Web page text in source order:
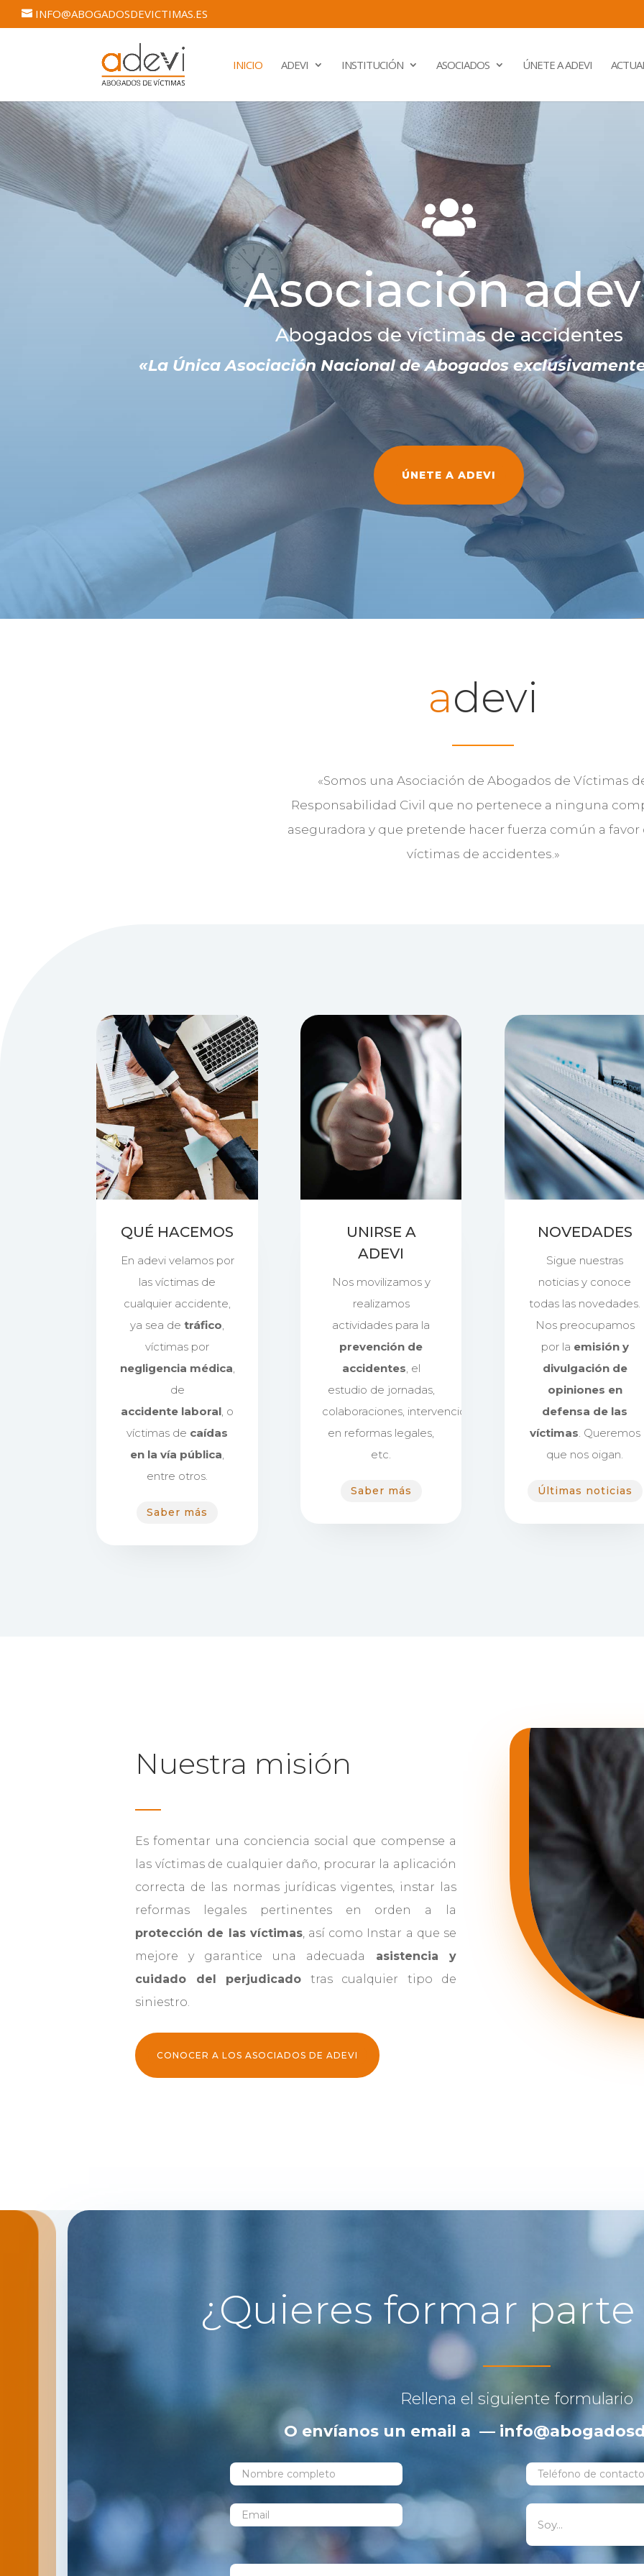
INFO@ABOGADOSDEVICTIMAS.ES
INICIO ADEVI INSTITUCIÓN ASOCIADOS ÚNETE A ADEVI

Asociación
Abogados de víctimas de accidentes
«La Única Asociación Nacional de Abogados
ÚNETE A ADEVI
adevi
«Somos una Asociación de Abogados de Víctimas
Responsabilidad Civil que no pertenece a ninguna
aseguradora y que pretende hacer fuerza común a favor
víctimas de accidentes.»
QUÉ HACEMOS
En adevi velamos por
las víctimas de
cualquier accidente,
ya sea detráfico,
víctimas por
negligencia médica,
de
accidente laboral, o
víctimas de caídas
en la vía pública,
entre otros.
Saber más
UNIRSE A
ADEVI
Nos movilizamos y
realizamos
actividades para la
prevención de
accidentes, el
estudio de jornadas,
colaboraciones, intervención
en reformas legales,
etc.
Saber más
NOVEDADES
Sigue nuestras
noticias y conoce
todas las novedades.
Nos preocupamos
por la emisión y
divulgación de
opiniones en
defensa de las
víctimas. Queremos
que nos oigan.
Últimas noticias
Nuestra misión
Es fomentar una conciencia social que compense a
las víctimas de cualquier daño, procurar la aplicación
correcta de las normas jurídicas vigentes, instar las
reformas legales pertinentes en orden a la
protección de las víctimas, así como Instar a que se
mejore y garantice una adecuada
asistencia y
cuidado del perjudicado tras cualquier tipo de
siniestro.
CONOCER A LOS ASOCIADOS DE ADEVI
¿Quieres formar parte
Rellena el siguiente formulario
O envíanos un email a —